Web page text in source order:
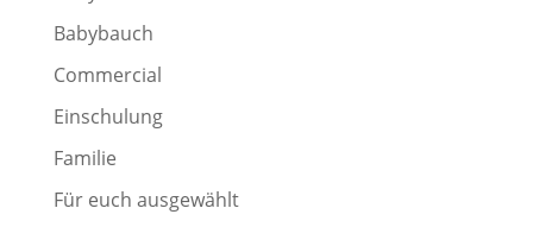
Babybauch
Commercial
Einschulung
Familie
Für euch ausgewählt